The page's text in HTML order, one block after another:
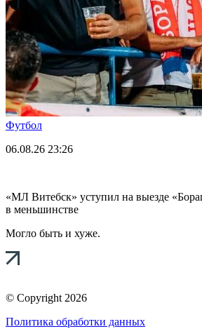
Футбол
06.08.26 23:26
«МЛ Витебск» уступил на выезде
в меньшинстве
Могло быть и хуже.
© Copyright 2026
Политика обработки данных